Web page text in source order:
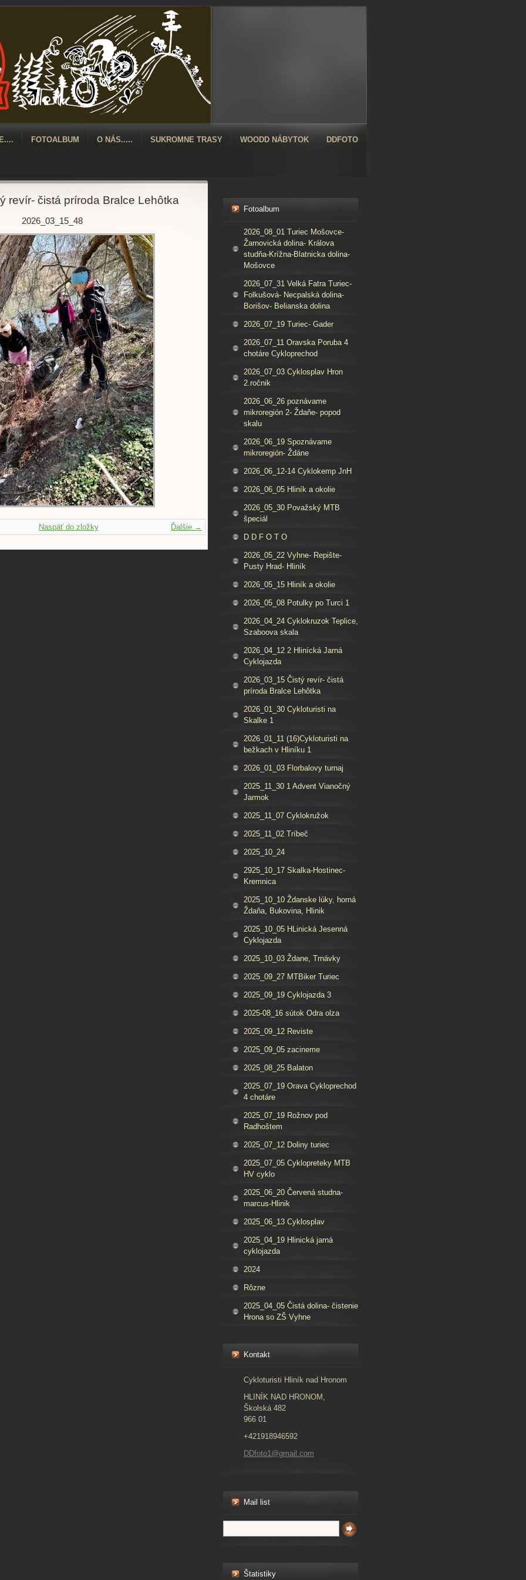
FOTOALBUM O NÁS..... SUKROMNE TRASY WOODD NÁBYTOK DDFOTO
revír- čistá príroda Bralce Lehôtka
2026_03_15_48
Ďalšie →
Naspäť do zložky
Fotoalbum
2026_08_01 Turiec Mošovce-
Žarnovická dolina- Králova
studňa-Krížna-Blatnicka dolina-
Mošovce
2026_07_31 Velká Fatra Turiec-
Folkušová- Necpalská dolina-
Borišov- Belianska dolina
2026_07_19 Turiec- Gader
2026_07_11 Oravska Poruba 4
chotáre Cykloprechod
2026_07_03 Cyklosplav Hron
2.ročnik
2026_06_26 poznávame
mikroregión 2- Ždaňe- popod
skalu
2026_06_19 Spoznávame
mikroregión- Ždáne
2026_06_12-14 Cyklokemp JnH
2026_06_05 Hliník a okolie
2026_05_30 Považský MTB
špeciál
D D F O T O
2026_05_22 Vyhne- Repište-
Pusty Hrad- Hliník
2026_05_15 Hliník a okolie
2026_05_08 Potulky po Turci 1
2026_04_24 Cyklokruzok Teplice,
Szaboova skala
2026_04_12 2 Hlinícká Jarná
Cyklojazda
2026_03_15 Čistý revír- čistá
príroda Bralce Lehôtka
2026_01_30 Cykloturisti na
Skalke 1
2026_01_11 (16)Cykloturisti na
bežkach v Hliníku 1
2026_01_03 Florbalovy turnaj
2025_11_30 1 Advent Vianočný
Jarmok
2025_11_07 Cyklokružok
2025_11_02 Tríbeč
2025_10_24
2925_10_17 Skalka-Hostinec-
Kremnica
2025_10_10 Ždanske lúky, horná
Ždaňa, Bukovina, Hlinik
2025_10_05 HLinická Jesenná
Cyklojazda
2025_10_03 Ždane, Trnávky
2025_09_27 MTBiker Turiec
2025_09_19 Cyklojazda 3
2025-08_16 sútok Odra olza
2025_09_12 Reviste
2025_09_05 zacineme
2025_08_25 Balaton
2025_07_19 Orava Cykloprechod
4 chotáre
2025_07_19 Rožnov pod
Radhoštem
2025_07_12 Doliny turiec
2025_07_05 Cyklopreteky MTB
HV cyklo
2025_06_20 Červená studna-
marcus-Hlinik
2025_06_13 Cyklosplav
2025_04_19 Hlinická jarná
cyklojazda
2024
Rôzne
2025_04_05 Čistá dolina- čistenie
Hrona so ZŠ Vyhne
Kontakt
Cykloturisti Hliník nad Hronom
HLINÍK NAD HRONOM,
Školská 482
966 01
+421918946592
DDfoto1@gmail.com
Mail list
Štatistiky